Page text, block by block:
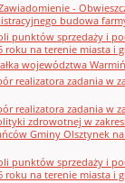
-
budowa
punktów sprzedaży i
roku na terenie miasta i
województwa
realizatora zadania w
realizatora zadania w
zdrowotnej w
Gminy Olsztynek
punktów sprzedaży i
roku na terenie miasta i